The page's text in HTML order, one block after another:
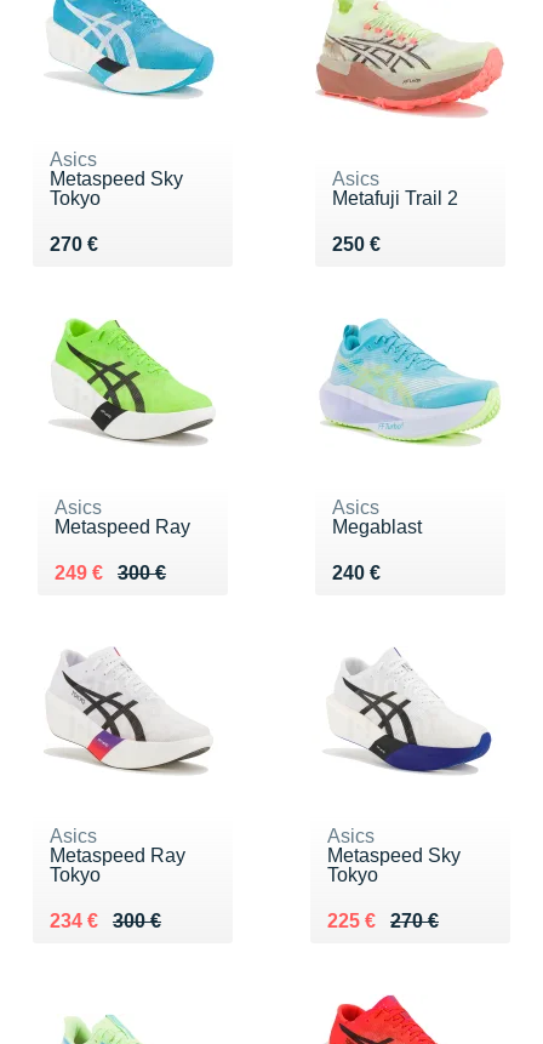
Asics
Metaspeed Sky
Tokyo
270 €
Vendu 270 €
Asics
Metafuji Trail 2
250 €
Vendu 250 €
Asics
Metaspeed Ray
300 €
Au lieu de 300 €
249 €
Vendu 249 €
Asics
Megablast
240 €
Vendu 240 €
Asics
Metaspeed Ray
Tokyo
300 €
Au lieu de 300 €
234 €
Vendu 234 €
Asics
Metaspeed Sky
Tokyo
270 €
Au lieu de 270 €
225 €
Vendu 225 €